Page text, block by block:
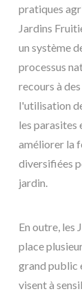
pratiques
Jardins
un système
processus
recours à
l'utilisation
les parasites
améliorer la
diversifiées
jardin.
En outre, les
place
grand public
visent à